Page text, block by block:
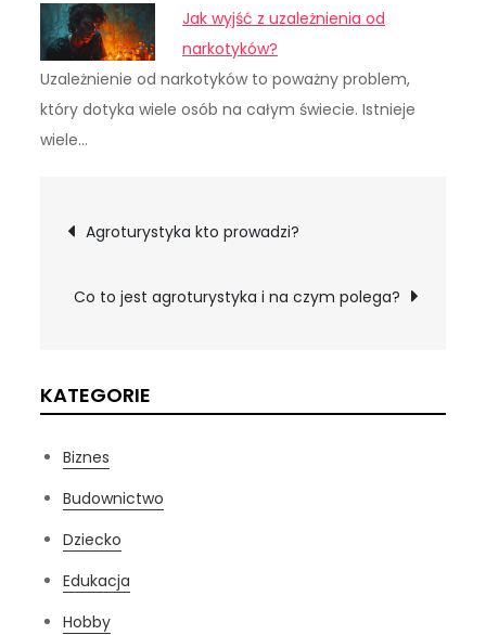
Jak wyjść z uzależnienia od
narkotyków?
Uzależnienie od narkotyków to poważny problem,
który dotyka wiele osób na całym świecie. Istnieje
wiele…
Nawigacja
wpisu
Agroturystyka kto prowadzi?
Co to jest agroturystyka i na czym polega?
KATEGORIE
Biznes
Budownictwo
Dziecko
Edukacja
Hobby